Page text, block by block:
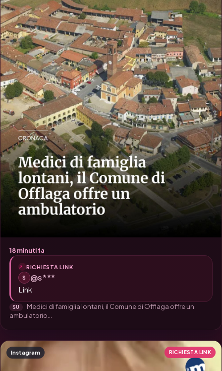
18 minuti fa
RICHIESTA LINK
S
@s***
Link
SU
ambulatorio...
Instagram RICHIESTA LINK